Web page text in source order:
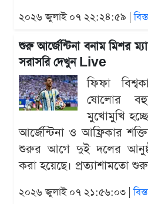
২০২৬ জুলাই ০৭ ২২:২৪:৫৯ |
শুরু আর্জেন্টিনা বনাম মিশর
সরাসরি দেখুন Live
ফিফা
ষোলোর
মুখোমুখি হচ্ছে
আর্জেন্টিনা ও আফ্রিকার
শুরুর আগে দুই দলের
করা হয়েছে। প্রত্যাশামতো
২০২৬ জুলাই ০৭ ২১:৫৬:০৩ |